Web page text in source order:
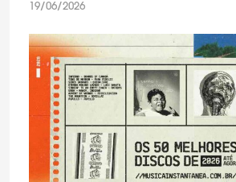
19/06/2026